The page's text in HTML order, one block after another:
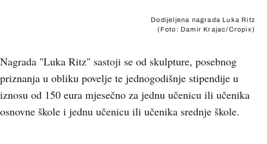
Dodijeljena nagrada Luka Ritz
(Foto: Damir Krajac/Cropix)
Nagrada "Luka Ritz" sastoji se od skulpture, posebnog
priznanja u obliku povelje te jednogodišnje stipendije u
iznosu od 150 eura mjesečno za jednu učenicu ili učenika
osnovne škole i jednu učenicu ili učenika srednje škole.